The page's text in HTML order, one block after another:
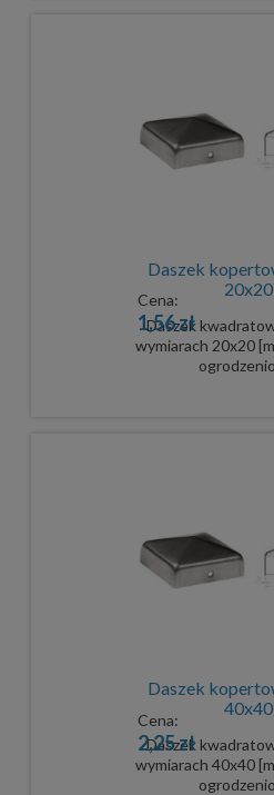
Daszek
20x20
Daszek
wymiarach 20x20
Cena:
1,56 zł
Daszek
40x40
Daszek
wymiarach 40x40
Cena:
2,25 zł